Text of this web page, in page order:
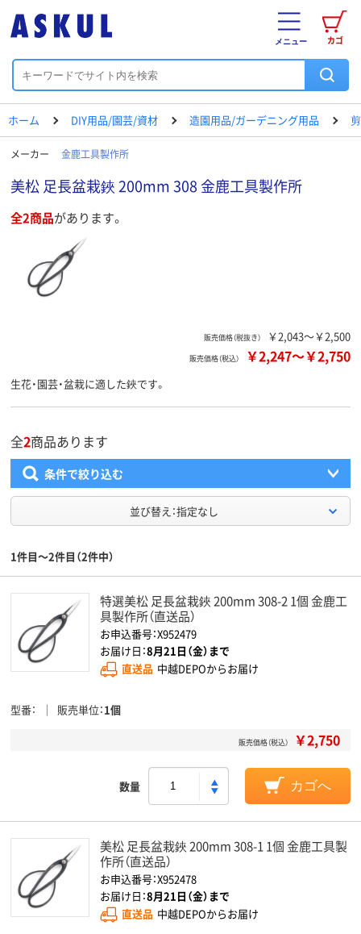
カゴ
メニュー
ホーム DIY用品/園芸/資材 造園用品/ガーデニング用品
メーカー 金鹿工具製作所
美松 足長盆栽鋏 200mm 308 金鹿工具製作所
全2商品があります。
販売価格（税抜き） ￥2,043～￥2,500
販売価格（税込） ￥2,247～￥2,750
生花・園芸・盆栽に適した鋏です。
全2商品あります
条件で絞り込む
並び替え：指定なし
1件目～2件目（2件中）
特選美松 足長盆栽鋏 200mm 308-2 1個 金鹿工
具製作所（直送品）
お申込番号：X952479
お届け日：8月21日（金）まで
直送品 中越DEPOからお届け
型番 販売単位 1個
販売価格（税込） ￥2,750
数量 カゴへ
美松 足長盆栽鋏 200mm 308-1 1個 金鹿工具製
作所（直送品）
お申込番号：X952478
お届け日：8月21日（金）まで
直送品 中越DEPOからお届け